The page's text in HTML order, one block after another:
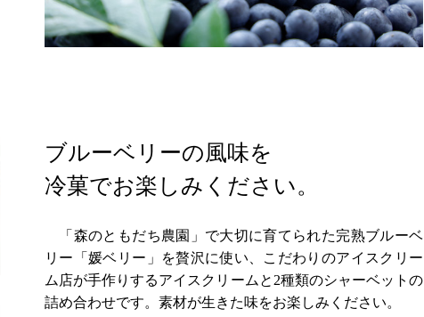
ブルーベリーの風味を
冷菓でお楽しみください。
「森のともだち農園」で大切に育てられた完熟ブルーベ
リー「媛ベリー」を贅沢に使い、こだわりのアイスクリー
ム店が手作りするアイスクリームと2種類のシャーベットの
詰め合わせです。素材が生きた味をお楽しみください。